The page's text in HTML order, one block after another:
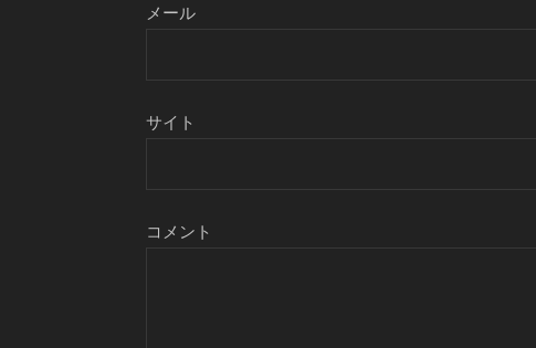
メール
サイト
コメント